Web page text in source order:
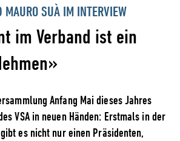
MAURO SUÀ IM INTERVIEW
im Verband ist ein
Anfang Mai dieses Jahres
VSA in neuen Händen: Erstmals in der
es nicht nur einen Präsidenten,